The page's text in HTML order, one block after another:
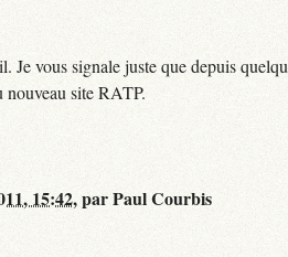
vous signale juste que depuis
site RATP.
15:42,parPaul Courbis